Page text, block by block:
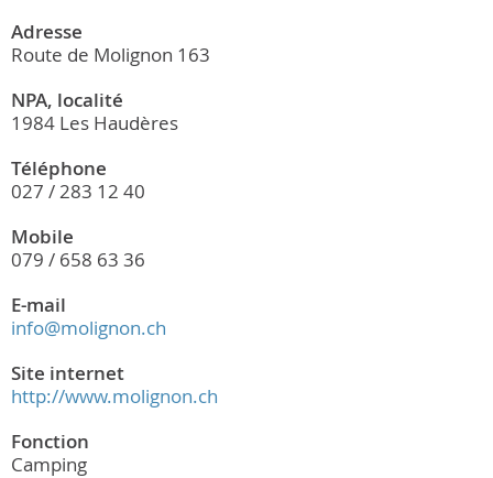
Adresse
Route de Molignon 163
NPA, localité
1984 Les Haudères
Téléphone
027 / 283 12 40
Mobile
079 / 658 63 36
E-mail
info@molignon.ch
Site internet
http://www.molignon.ch
Fonction
Camping